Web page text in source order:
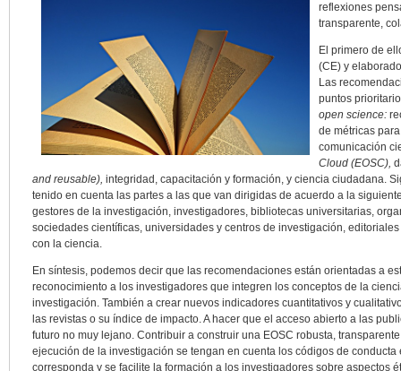
reflexiones
transparente,
El primero de
(CE) y
Las
puntos
open science:
de métricas
comunicación
Cloud (EOSC),
and reusable), integridad, capacitación y formación, y ciencia ciudadana.
tenido en cuenta las partes a las que van dirigidas de acuerdo a la
gestores de la investigación, investigadores, bibliotecas universitarias,
sociedades científicas, universidades y centros de investigación,
con la ciencia.
En síntesis, podemos decir que las recomendaciones están orientadas a
reconocimiento a los investigadores que integren los conceptos de la
investigación. También a crear nuevos indicadores cuantitativos y
las revistas o su índice de impacto. A hacer que el acceso abierto a las
futuro no muy lejano. Contribuir a construir una EOSC robusta,
ejecución de la investigación se tengan en cuenta los códigos de
corresponda y se facilite la formación a los investigadores sobre aspectos